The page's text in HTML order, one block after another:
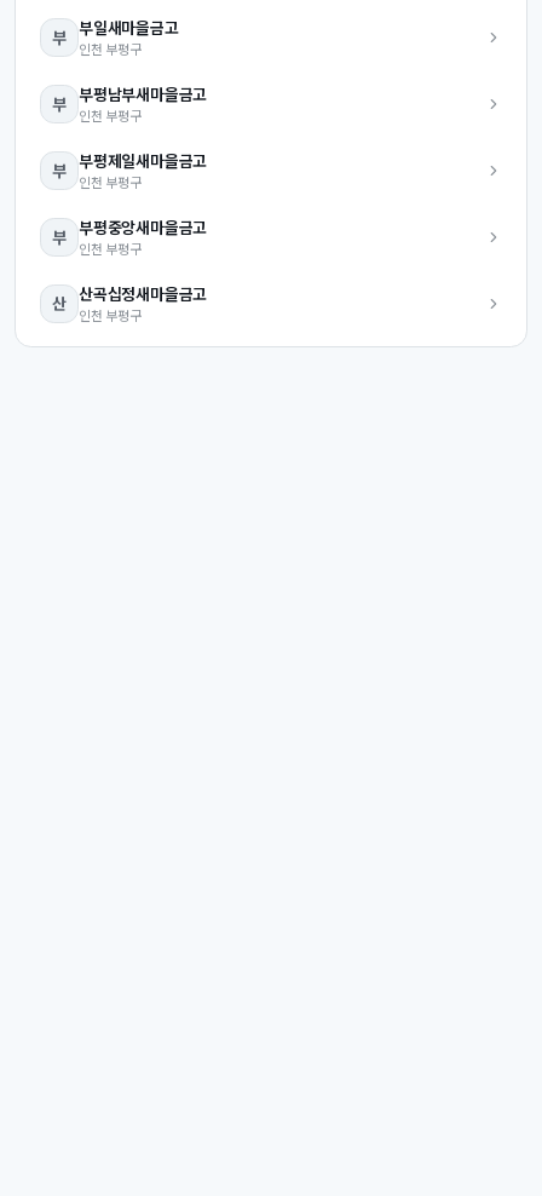
부 부일새마을금고
인천 부평구
부 부평남부새마을금고
인천 부평구
부 부평제일새마을금고
인천 부평구
부 부평중앙새마을금고
인천 부평구
산 산곡십정새마을금고
인천 부평구